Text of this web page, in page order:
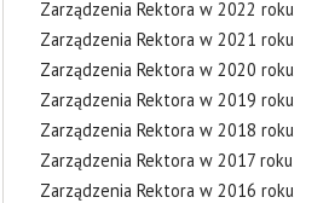
Zarządzenia Rektora w 2022 roku
Zarządzenia Rektora w 2021 roku
Zarządzenia Rektora w 2020 roku
Zarządzenia Rektora w 2019 roku
Zarządzenia Rektora w 2018 roku
Zarządzenia Rektora w 2017 roku
Zarządzenia Rektora w 2016 roku